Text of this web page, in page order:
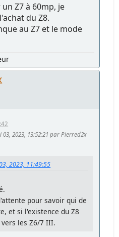
Z7 à 60mp, je
du Z8.
au Z7 et le mode
03, 2023, 13:52:21 par Pierred2x
2023, 11:49:55
pour savoir qui de
et si l'existence du Z8
les Z6/7 III.